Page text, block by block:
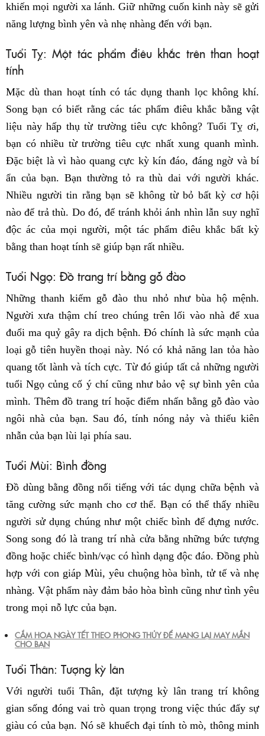
khiến mọi người xa lánh. Giữ những cuốn kinh này sẽ gửi
năng lượng bình yên và nhẹ nhàng đến với bạn.
Tuổi Tỵ: Một tác phẩm điêu khắc trên than hoạt
tính
Mặc dù than hoạt tính có tác dụng thanh lọc không khí.
Song bạn có biết rằng các tác phẩm điêu khắc bằng vật
liệu này hấp thụ từ trường tiêu cực không? Tuổi Tỵ ơi,
bạn có nhiều từ trường tiêu cực nhất xung quanh mình.
Đặc biệt là vì hào quang cực kỳ kín đáo, đáng ngờ và bí
ẩn của bạn. Bạn thường tỏ ra thù dai với người khác.
Nhiều người tin rằng bạn sẽ không từ bỏ bất kỳ cơ hội
nào để trả thù. Do đó, để tránh khỏi ánh nhìn lẫn suy nghĩ
độc ác của mọi người, một tác phẩm điêu khắc bất kỳ
bằng than hoạt tính sẽ giúp bạn rất nhiều.
Tuổi Ngọ: Đồ trang trí bằng gỗ đào
Những thanh kiếm gỗ đào thu nhỏ như bùa hộ mệnh.
Người xưa thậm chí treo chúng trên lối vào nhà để xua
đuổi ma quỷ gây ra dịch bệnh. Đó chính là sức mạnh của
loại gỗ tiên huyền thoại này. Nó có khả năng lan tỏa hào
quang tốt lành và tích cực. Từ đó giúp tất cả những người
tuổi Ngọ củng cố ý chí cũng như bảo vệ sự bình yên của
mình. Thêm đồ trang trí hoặc điểm nhấn bằng gỗ đào vào
ngôi nhà của bạn. Sau đó, tính nóng nảy và thiếu kiên
nhẫn của bạn lùi lại phía sau.
Tuổi Mùi: Bình đồng
Đồ dùng bằng đồng nổi tiếng với tác dụng chữa bệnh và
tăng cường sức mạnh cho cơ thể. Bạn có thể thấy nhiều
người sử dụng chúng như một chiếc bình để đựng nước.
Song song đó là trang trí nhà cửa bằng những bức tượng
đồng hoặc chiếc bình/vạc có hình dạng độc đáo. Đồng phù
hợp với con giáp Mùi, yêu chuộng hòa bình, tử tế và nhẹ
nhàng. Vật phẩm này đảm bảo hòa bình cũng như tình yêu
trong mọi nỗ lực của bạn.
CẮM HOA NGÀY TẾT THEO PHONG THỦY ĐỂ MANG LẠI MAY MẮN
CHO BẠN
Tuổi Thân: Tượng kỳ lân
Với người tuổi Thân, đặt tượng kỳ lân trang trí không
gian sống đóng vai trò quan trọng trong việc thúc đẩy sự
giàu có của bạn. Nó sẽ khuếch đại tính tò mò, thông minh